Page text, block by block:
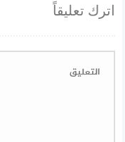
اترك تعليقاً